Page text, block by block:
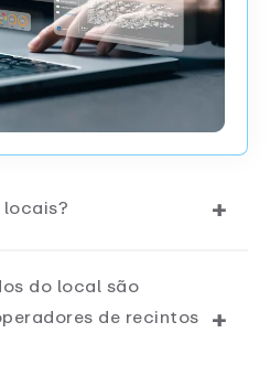
do local são
de recintos